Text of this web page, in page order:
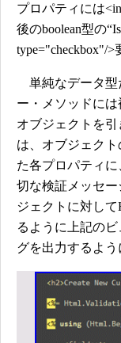
プロパティには
後のboolean型の
type="checkbox"/>
単純なデータ型
ー・メソッドに
オブジェクトを
は、オブジェク
た各プロパティに
切な検証メッセー
ジェクトに対し
るように上記の
グを出力するよう